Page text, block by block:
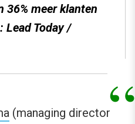
36% meer klanten
Lead Today /
(managing director